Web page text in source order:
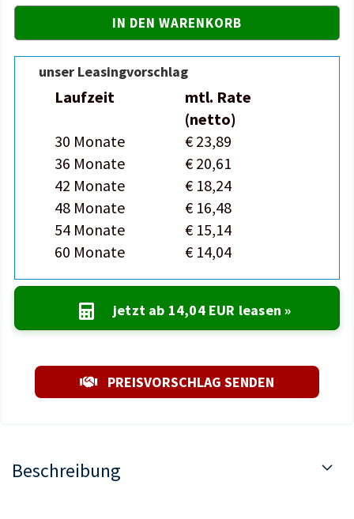
unser Leasingvorschlag
Laufzeit
mtl. Rate
(netto)
30 Monate
€ 23,89
36 Monate
€ 20,61
42 Monate
€ 18,24
48 Monate
€ 16,48
54 Monate
€ 15,14
60 Monate
€ 14,04
jetzt ab 14,04 EUR leasen »
PREISVORSCHLAG SENDEN
Beschreibung